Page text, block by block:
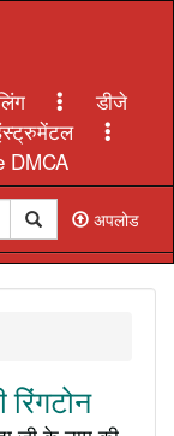
डीजे
DMCA
अपलोड